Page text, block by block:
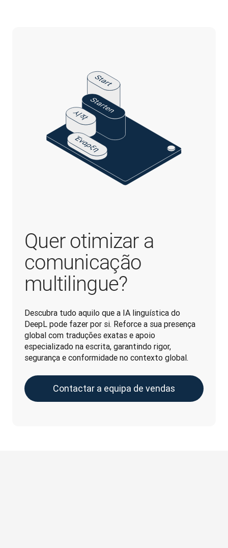
Quer otimizar a
comunicação
multilingue?
Descubra tudo aquilo que a IA linguística do
DeepL pode fazer por si. Reforce a sua presença
global com traduções exatas e apoio
especializado na escrita, garantindo rigor,
segurança e conformidade no contexto global.
Contactar a equipa de vendas